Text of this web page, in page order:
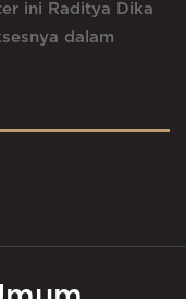
ini Raditya Dika
dalam